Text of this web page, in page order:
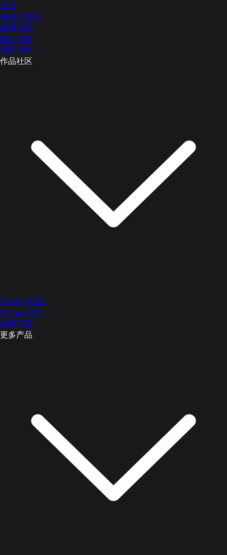
首页
编程大闯关
免费课程
精品课程
系统课程
作品社区
Scratch社区
Python社区
免费下载
更多产品